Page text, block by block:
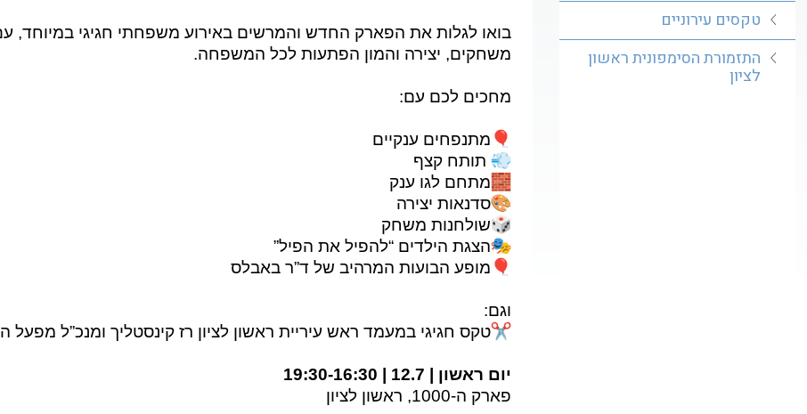
בואו לגלות את הפארק החדש והמרשים באירוע משפחתי חגיגי במיוחד,
משחקים, יצירה והמון הפתעות לכל המשפחה.
מחכים לכם עם:
מתנפחים ענקיים
תותח קצף
מתחם לגו ענק
סדנאות יצירה
שולחנות משחק
הצגת הילדים “להפיל את הפיל”
מופע הבועות המרהיב של ד”ר באבלס
וגם:
טקס חגיגי במעמד ראש עיריית ראשון לציון רז קינסטליך ומנכ”ל מפעל
יום ראשון | 12.7 | 19:30-16:30
פארק ה-1000, ראשון לציון
טקסים עירוניים
התזמורת הסימפונית ראשון
לציון